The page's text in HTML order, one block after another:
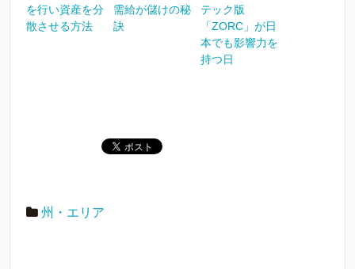
を行い資産を分
散させる方法
需給が儲けの秘
訣
テック版
「ZORC」が日
本でも影響力を
持つ日
州・エリア